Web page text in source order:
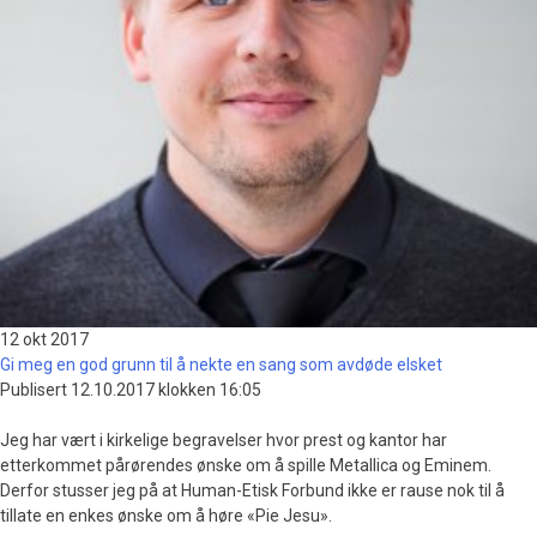
12 okt 2017
Gi meg en god grunn til å nekte en sang som avdøde elsket
Publisert 12.10.2017 klokken 16:05
Jeg har vært i kirkelige begravelser hvor prest og kantor har
etterkommet pårørendes ønske om å spille Metallica og Eminem.
Derfor stusser jeg på at Human-Etisk Forbund ikke er rause nok til å
tillate en enkes ønske om å høre «Pie Jesu».